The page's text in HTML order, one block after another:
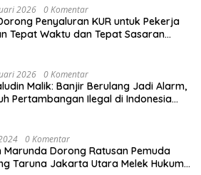
2026 0 Komentar
Penyaluran KUR untuk Pekerja
Tepat Waktu dan Tepat Sasaran
2026 0 Komentar
Malik: Banjir Berulang Jadi Alarm,
Pertambangan Ilegal di Indonesia
0 Komentar
Marunda Dorong Ratusan Pemuda
Taruna Jakarta Utara Melek Hukum